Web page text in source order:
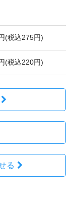
(税込275円)
(税込220円)
る